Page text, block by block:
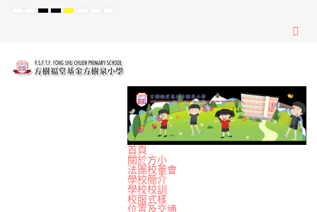
Default
NightHighHighHighSetSetSet
首頁
關於方小
法團校董會
學校簡介
學校校訓
校服式樣
位置及交通